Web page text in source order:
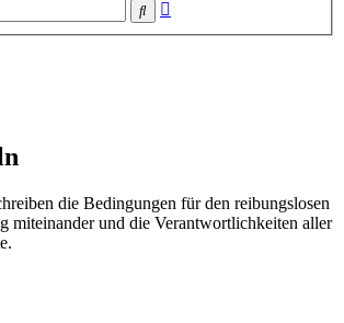
Suche
die Bedingungen für den reibungslosen
miteinander und die Verantwortlichkeiten aller